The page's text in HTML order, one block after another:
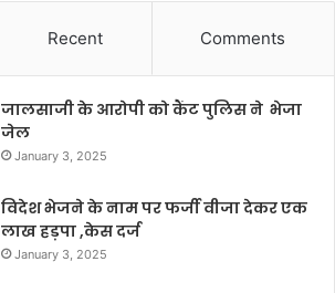
Recent Comments
जालसाजी के आरोपी को कैंट पुलिस ने भेजा
जेल
January 3, 2025
विदेश भेजने के नाम पर फर्जी वीजा देकर एक
लाख हड़पा ,केस दर्ज
January 3, 2025